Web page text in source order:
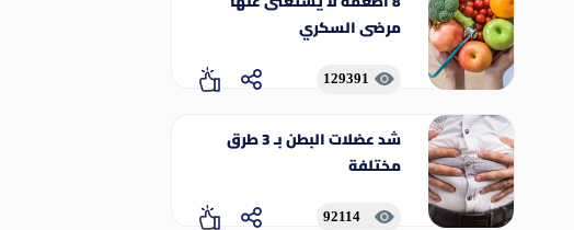
مرضى السكري
129391
شد عضلات البطن بـ 3 طرق
مختلفة
92114